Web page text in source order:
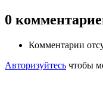
0
Комментарии
Авторизуйтесь чтобы